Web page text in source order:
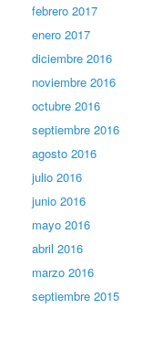
febrero 2017
enero 2017
diciembre 2016
noviembre 2016
octubre 2016
septiembre 2016
agosto 2016
julio 2016
junio 2016
mayo 2016
abril 2016
marzo 2016
septiembre 2015